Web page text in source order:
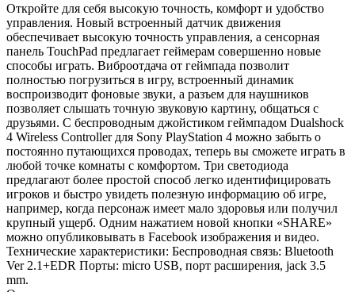
Откройте для себя высокую точность, комфорт и удобство
управления. Новый встроенный датчик движения
обеспечивает высокую точность управления, а сенсорная
панель TouchPad предлагает геймерам совершенно новые
способы играть. Виброотдача от геймпада позволит
полностью погрузиться в игру, встроенный динамик
воспроизводит фоновые звуки, а разъем для наушников
позволяет слышать точную звуковую картину, общаться с
друзьями. С беспроводным джойстиком геймпадом Dualshock
4 Wireless Controller для Sony PlayStation 4 можно забыть о
постоянно путающихся проводах, теперь вы сможете играть в
любой точке комнаты с комфортом. Три светодиода
предлагают более простой способ легко идентифицировать
игроков и быстро увидеть полезную информацию об игре,
например, когда персонаж имеет мало здоровья или получил
крупный ущерб. Одним нажатием новой кнопки «SHARE»
можно опубликовывать в Facebook изображения и видео.
Технические характеристики: Беспроводная связь: Bluetooth
Ver 2.1+EDR Порты: micro USB, порт расширения, jack 3.5
mm.